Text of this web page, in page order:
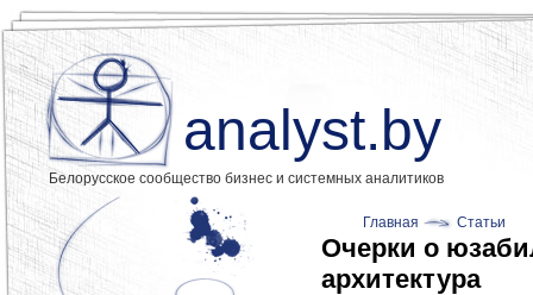
analyst.by
Белорусское сообщество бизнес и системных аналитиков
Главная Статьи
Очерки о
архитектура